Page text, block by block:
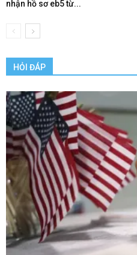
nhận hồ sơ eb5 từ...
HỎI ĐÁP